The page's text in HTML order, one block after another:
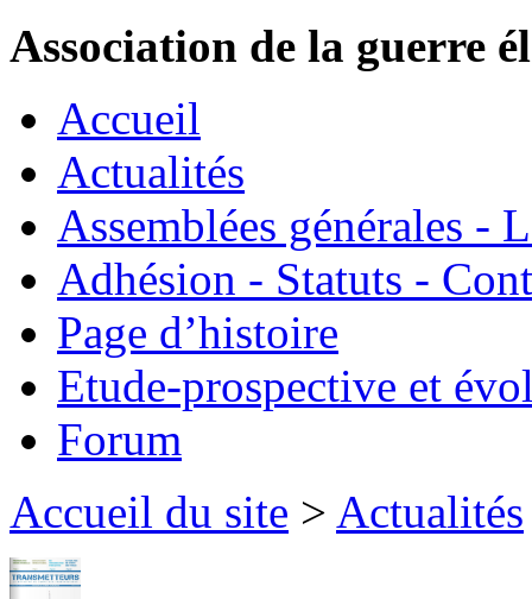
Association de la guerre
Accueil
Actualités
Assemblées générales -
Adhésion - Statuts -
Page d’histoire
Etude-prospective et
Forum
Accueil du site > Actualités